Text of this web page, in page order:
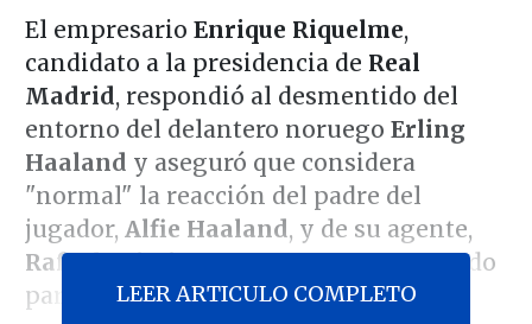
El empresario Enrique Riquelme,
candidato a la presidencia de Real
Madrid, respondió al desmentido del
entorno del delantero noruego Erling
Haaland y aseguró que considera
"normal" la reacción del padre del
jugador, Alfie Haaland, y de su agente,
Rafaela Pimienta, tras negar un acuerdo
para llevarlo al club español.
LEER ARTICULO COMPLETO